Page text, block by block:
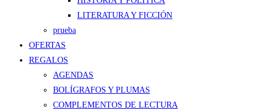
LITERATURA Y FICCIÓN
prueba
OFERTAS
REGALOS
AGENDAS
BOLÍGRAFOS Y PLUMAS
COMPLEMENTOS DE LECTURA